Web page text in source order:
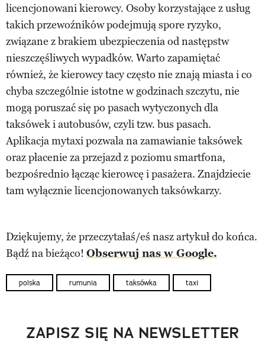
licencjonowani kierowcy. Osoby korzystające z usług
takich przewoźników podejmują spore ryzyko,
związane z brakiem ubezpieczenia od następstw
nieszczęśliwych wypadków. Warto zapamiętać
również, że kierowcy tacy często nie znają miasta i co
chyba szczególnie istotne w godzinach szczytu, nie
mogą poruszać się po pasach wytyczonych dla
taksówek i autobusów, czyli tzw. bus pasach.
Aplikacja mytaxi pozwala na zamawianie taksówek
oraz płacenie za przejazd z poziomu smartfona,
bezpośrednio łącząc kierowcę i pasażera. Znajdziecie
tam wyłącznie licencjonowanych taksówkarzy.
Dziękujemy, że przeczytałaś/eś nasz artykuł do końca.
Bądź na bieżąco! Obserwuj nas w Google.
polska rumunia taksówka taxi
ZAPISZ SIĘ NA NEWSLETTER